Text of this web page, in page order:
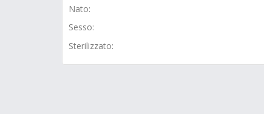
Nato:
Sesso:
Sterilizzato: